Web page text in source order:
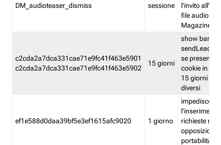
DM_audioteaser_dismiss sessione
l'invito
file audio del
Magazine
c2cda2a7dca331cae71e9fc41f463e5901
c2cda2a7dca331cae71e9fc41f463e5902
15 giorni
show banner
sendLead
se presenti
cookie in un
15 giorni e
diversi
ef1e588d0daa39bf5e3ef1615afc9020 1 giorno
impedisce
l'inserimento
richieste
opposizione
portabilità